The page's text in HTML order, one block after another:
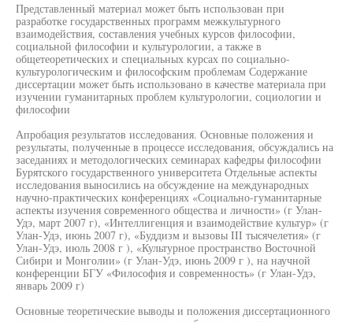
Представленный материал может быть использован при
разработке государственных программ межкультурного
взаимодействия, составления учебных курсов философии,
социальной философии и культурологии, а также в
общетеоретических и специальных курсах по социально-
культурологическим и философским проблемам Содержание
диссертации может быть использовано в качестве материала при
изучении гуманитарных проблем культурологии, социологии и
философии
Апробация результатов исследования. Основные положения и
результаты, полученные в процессе исследования, обсуждались на
заседаниях и методологических семинарах кафедры философии
Бурятского государственного университета Отдельные аспекты
исследования выносились на обсуждение на международных
научно-практических конференциях «Социально-гуманитарные
аспекты изучения современного общества и личности» (г Улан-
Удэ, март 2007 г), «Интеллигенция и взаимодействие культур» (г
Улан-Удэ, июнь 2007 г), «Буддизм и вызовы III тысячелетия» (г
Улан-Удэ, июль 2008 г ), «Культурное пространство Восточной
Сибири и Монголии» (г Улан-Удэ, июнь 2009 г ), на научной
конференции БГУ «Философия и современность» (г Улан-Удэ,
январь 2009 г)
Основные теоретические выводы и положения диссертационного